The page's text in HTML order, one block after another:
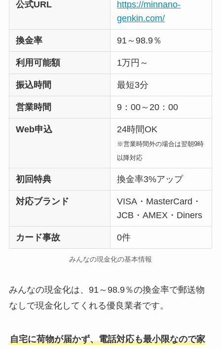
公式URL
https://minnano-
genkin.com/
換金率 91～98.9％
利用可能額 1万円～
振込時間 最短3分
営業時間 9：00～20：00
Web申込 24時間OK
※営業時間外の場合は翌朝9時
以降対応
初回特典 換金率3%アップ
対応ブランド
VISA・MasterCard・
JCB・AMEX・Diners
カード事故 0件
みんなの現金化の基本情報
みんなの現金化は、91～98.9％の換金率で郵送物
なしで現金化してくれる優良業者です。
自宅に荷物が届かず、電話対応も最小限なので家